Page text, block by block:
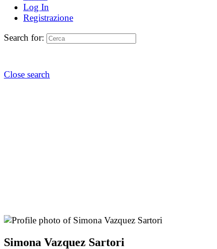
Log In
Registrazione
Search for:
Close search
Simona Vazquez Sartori